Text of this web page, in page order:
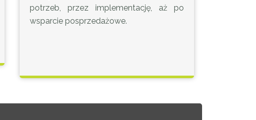
potrzeb, przez implementację, aż po
wsparcie posprzedażowe.